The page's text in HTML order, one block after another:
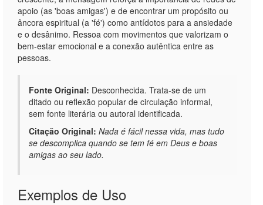
apoio (as 'boas amigas') e de encontrar um propósito ou
âncora espiritual (a 'fé') como antídotos para a ansiedade
e o desânimo. Ressoa com movimentos que valorizam o
bem-estar emocional e a conexão autêntica entre as
pessoas.
Fonte Original: Desconhecida. Trata-se de um
ditado ou reflexão popular de circulação informal,
sem fonte literária ou autoral identificada.
Citação Original: Nada é fácil nessa vida, mas tudo
se descomplica quando se tem fé em Deus e boas
amigas ao seu lado.
Exemplos de Uso